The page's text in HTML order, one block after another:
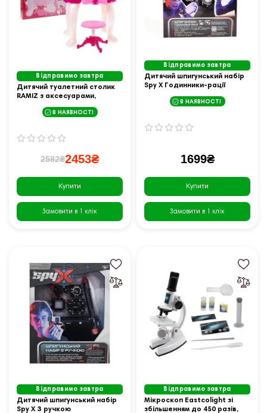
Відправимо завтра
Дитячий туалетний столик
RAMIZ з аксесуарами,
рожевий
В НАЯВНОСТІ
2582₴2453₴
Купити
Замовити в 1 клік
Відправимо завтра
Дитячий шпигунський набір
Spy X Годинники-рації
В НАЯВНОСТІ
1699₴
Купити
Замовити в 1 клік
Відправимо завтра
Дитячий шпигунський набір
Spy X З ручкою
Відправимо завтра
Мікроскоп Eastcolight зі
збільшенням до 450 разів,